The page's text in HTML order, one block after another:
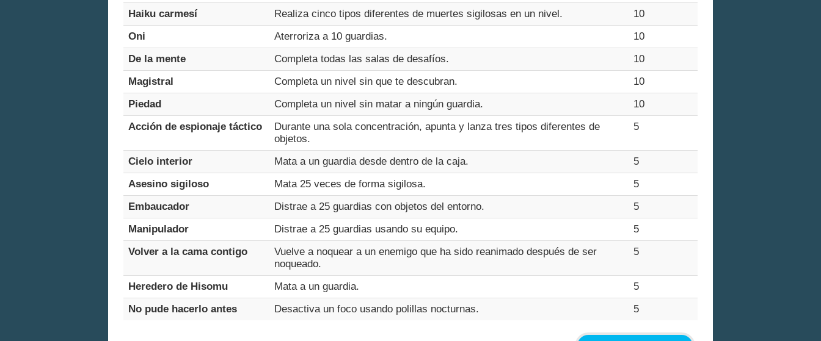
Haiku carmesí
Realiza cinco tipos diferentes de muertes sigilosas en un nivel.
10
Oni
Aterroriza a 10 guardias.
10
De la mente
Completa todas las salas de desafíos.
10
Magistral
Completa un nivel sin que te descubran.
10
Piedad
Completa un nivel sin matar a ningún guardia.
10
Acción de espionaje táctico
Durante una sola concentración, apunta y lanza tres tipos diferentes de
objetos.
5
Cielo interior Mata a un guardia desde dentro de la caja.
5
Asesino sigiloso
Mata 25 veces de forma sigilosa.
5
Embaucador
Distrae a 25 guardias con objetos del entorno.
5
Manipulador
Distrae a 25 guardias usando su equipo.
5
Volver a la cama contigo
Vuelve a noquear a un enemigo que ha sido reanimado después de ser
noqueado.
5
Heredero de Hisomu Mata a un guardia.
5
No pude hacerlo antes
Desactiva un foco usando polillas nocturnas. 5